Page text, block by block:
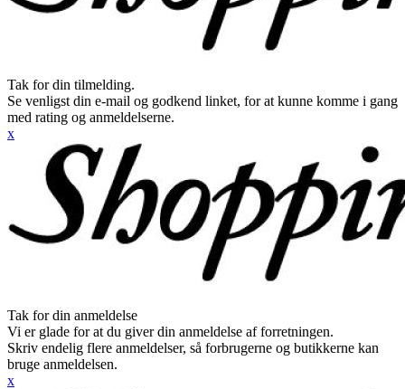
Tak for din tilmelding.
Se venligst din e-mail og godkend linket, for at kunne komme i gang
med rating og anmeldelserne.
x
Tak for din anmeldelse
Vi er glade for at du giver din anmeldelse af forretningen.
Skriv endelig flere anmeldelser, så forbrugerne og butikkerne kan
bruge anmeldelsen.
x